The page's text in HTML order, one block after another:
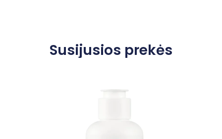
Susijusios prekės